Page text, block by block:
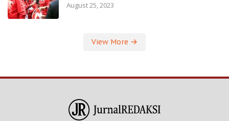
August 25, 2023
View More